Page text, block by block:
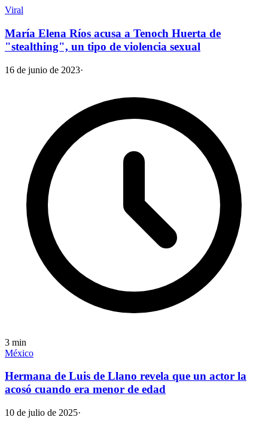
Viral
María Elena Ríos acusa a Tenoch Huerta de
"stealthing", un tipo de violencia sexual
16 de junio de 2023·
3 min
México
Hermana de Luis de Llano revela que un actor la
acosó cuando era menor de edad
10 de julio de 2025·